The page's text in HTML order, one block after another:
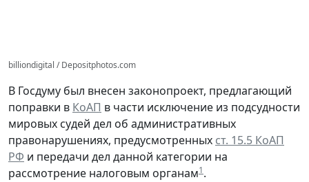
billiondigital / Depositphotos.com
В Госдуму был внесен законопроект, предлагающий
поправки в КоАП в части исключение из подсудности
мировых судей дел об административных
правонарушениях, предусмотренных ст. 15.5 КоАП
РФ и передачи дел данной категории на
рассмотрение налоговым органам1.